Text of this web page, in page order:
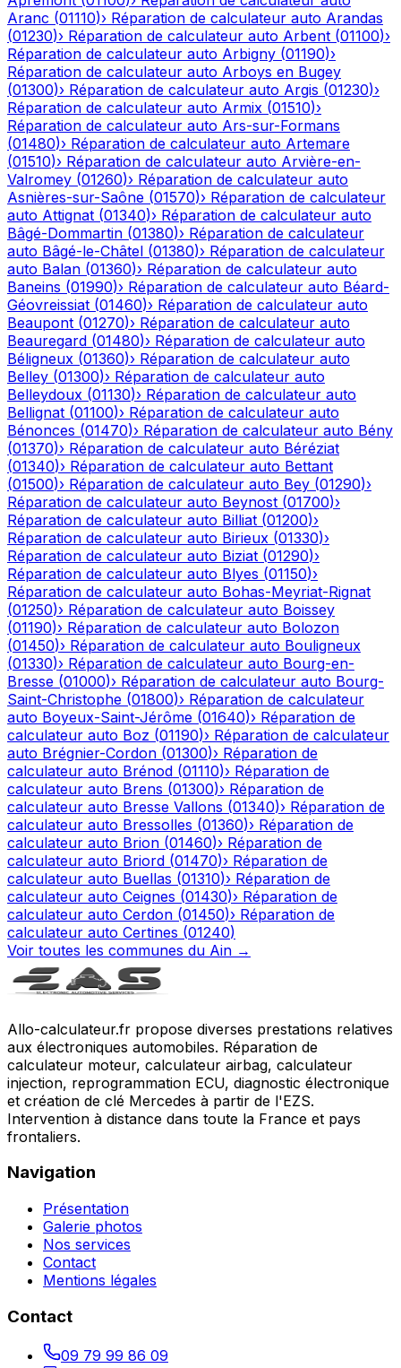
Aranc (01110)› Réparation de calculateur auto Arandas
(01230)› Réparation de calculateur auto Arbent (01100)›
Réparation de calculateur auto Arbigny (01190)›
Réparation de calculateur auto Arboys en Bugey
(01300)› Réparation de calculateur auto Argis (01230)›
Réparation de calculateur auto Armix (01510)›
Réparation de calculateur auto Ars-sur-Formans
(01480)› Réparation de calculateur auto Artemare
(01510)› Réparation de calculateur auto Arvière-en-
Valromey (01260)› Réparation de calculateur auto
Asnières-sur-Saône (01570)› Réparation de calculateur
auto Attignat (01340)› Réparation de calculateur auto
Bâgé-Dommartin (01380)› Réparation de calculateur
auto Bâgé-le-Châtel (01380)› Réparation de calculateur
auto Balan (01360)› Réparation de calculateur auto
Baneins (01990)› Réparation de calculateur auto Béard-
Géovreissiat (01460)› Réparation de calculateur auto
Beaupont (01270)› Réparation de calculateur auto
Beauregard (01480)› Réparation de calculateur auto
Béligneux (01360)› Réparation de calculateur auto
Belley (01300)› Réparation de calculateur auto
Belleydoux (01130)› Réparation de calculateur auto
Bellignat (01100)› Réparation de calculateur auto
Bénonces (01470)› Réparation de calculateur auto Bény
(01370)› Réparation de calculateur auto Béréziat
(01340)› Réparation de calculateur auto Bettant
(01500)› Réparation de calculateur auto Bey (01290)›
Réparation de calculateur auto Beynost (01700)›
Réparation de calculateur auto Billiat (01200)›
Réparation de calculateur auto Birieux (01330)›
Réparation de calculateur auto Biziat (01290)›
Réparation de calculateur auto Blyes (01150)›
Réparation de calculateur auto Bohas-Meyriat-Rignat
(01250)› Réparation de calculateur auto Boissey
(01190)› Réparation de calculateur auto Bolozon
(01450)› Réparation de calculateur auto Bouligneux
(01330)› Réparation de calculateur auto Bourg-en-
Bresse (01000)› Réparation de calculateur auto Bourg-
Saint-Christophe (01800)› Réparation de calculateur
auto Boyeux-Saint-Jérôme (01640)› Réparation de
calculateur auto Boz (01190)› Réparation de calculateur
auto Brégnier-Cordon (01300)› Réparation de
calculateur auto Brénod (01110)› Réparation de
calculateur auto Brens (01300)› Réparation de
calculateur auto Bresse Vallons (01340)› Réparation de
calculateur auto Bressolles (01360)› Réparation de
calculateur auto Brion (01460)› Réparation de
calculateur auto Briord (01470)› Réparation de
calculateur auto Buellas (01310)› Réparation de
calculateur auto Ceignes (01430)› Réparation de
calculateur auto Cerdon (01450)› Réparation de
calculateur auto Certines (01240)
Voir toutes les communes du Ain →
Allo-calculateur.fr propose diverses prestations relatives
aux électroniques automobiles. Réparation de
calculateur moteur, calculateur airbag, calculateur
injection, reprogrammation ECU, diagnostic électronique
et création de clé Mercedes à partir de l'EZS.
Intervention à distance dans toute la France et pays
frontaliers.
Navigation
Présentation
Galerie photos
Nos services
Contact
Mentions légales
Contact
09 79 99 86 09